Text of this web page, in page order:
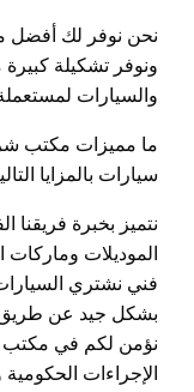
نحن نوفر لك أفضل
ونوفر تشكيلة كبيرة
والسيارات
ما مميزات مكتب
سيارات بالمزايا
نتميز بخبرة
الموديلات وماركات
فني نشتري
بشكل جيد عن
نؤمن لكم في مكتب
الإجراءات الحكومية